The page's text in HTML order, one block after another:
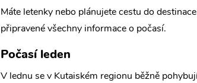
Máte letenky nebo plánujete cestu do
připravené všechny informace o počasí.
Počasí leden
V lednu se v Kutaiském regionu běžně